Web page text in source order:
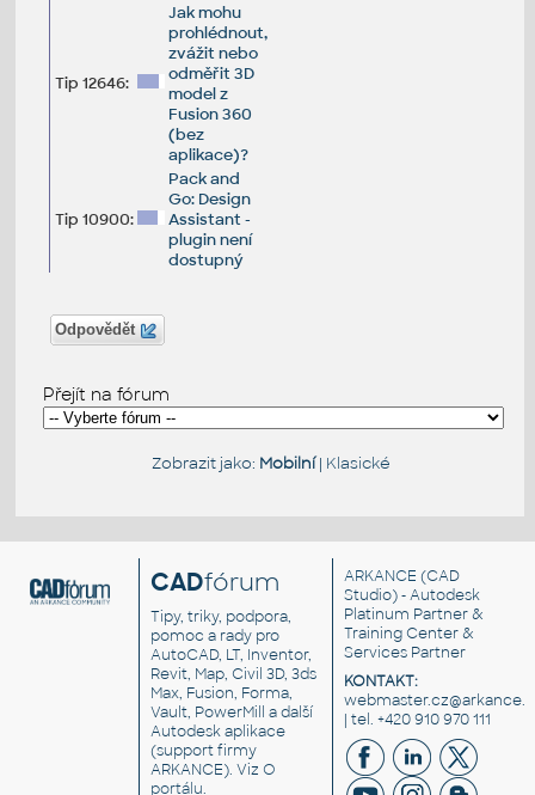
Tip 12646:
Jak mohu
prohlédnout,
zvážit nebo
odměřit 3D
model z
Fusion 360
(bez
aplikace)?
Tip 10900:
Pack and
Go: Design
Assistant -
plugin není
dostupný
Odpovědět
Přejít na fórum
Zobrazit jako: Mobilní| Klasické
CADfórum
Tipy, triky, podpora,
pomoc a rady pro
AutoCAD, LT, Inventor,
Revit, Map, Civil 3D, 3ds
Max, Fusion, Forma,
Vault, PowerMill a další
Autodesk aplikace
(support firmy
ARKANCE). VizO
portálu.
ARKANCE (CAD
Studio) - Autodesk
Platinum Partner &
Training Center &
Services Partner
KONTAKT:
| tel. +420 910 970 111